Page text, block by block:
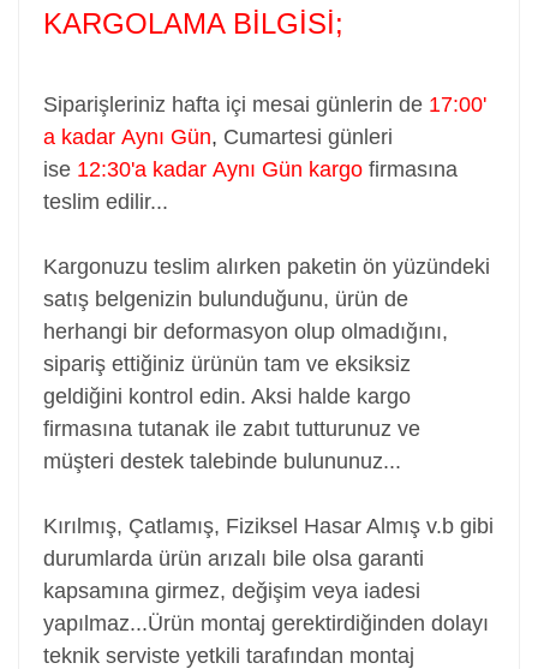
KARGOLAMA BİLGİSİ;
Siparişleriniz hafta içi mesai günlerin de 17:00'
a kadar Aynı Gün, Cumartesi günleri
ise 12:30'a kadar Aynı Gün kargo firmasına
teslim edilir...
Kargonuzu teslim alırken paketin ön yüzündeki
satış belgenizin bulunduğunu, ürün de
herhangi bir deformasyon olup olmadığını,
sipariş ettiğiniz ürünün tam ve eksiksiz
geldiğini kontrol edin. Aksi halde kargo
firmasına tutanak ile zabıt tutturunuz ve
müşteri destek talebinde bulununuz...
Kırılmış, Çatlamış, Fiziksel Hasar Almış v.b gibi
durumlarda ürün arızalı bile olsa garanti
kapsamına girmez, değişim veya iadesi
yapılmaz...Ürün montaj gerektirdiğinden dolayı
teknik serviste yetkili tarafından montaj